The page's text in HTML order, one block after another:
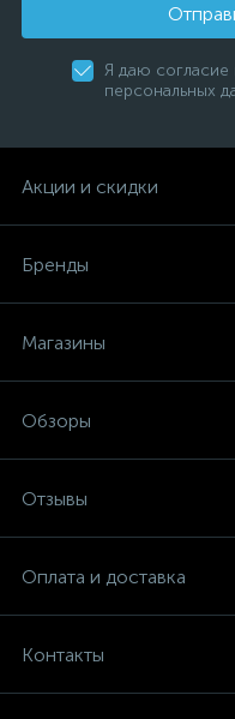
Я даю согласие
персональных
Акции и скидки
Бренды
Магазины
Обзоры
Отзывы
Оплата и доставка
Контакты